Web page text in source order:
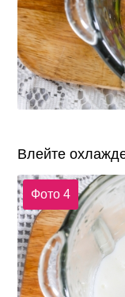
Влейте
Фото 4